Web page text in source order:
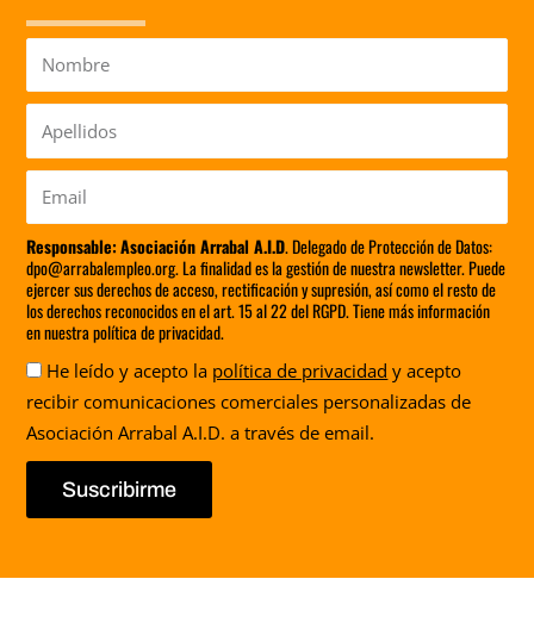
Nombre
Apellidos
Responsable: Asociación Arrabal A.I.D. Delegado de Protección de Datos:
dpo@arrabalempleo.org. La finalidad es la gestión de nuestra newsletter. Puede
ejercer sus derechos de acceso, rectificación y supresión, así como el resto de
los derechos reconocidos en el art. 15 al 22 del RGPD. Tiene más información
en nuestra política de privacidad.
Aceptación
He leído y acepto la política de privacidad y acepto
recibir comunicaciones comerciales personalizadas de
Asociación Arrabal A.I.D. a través de email.
Suscribirme